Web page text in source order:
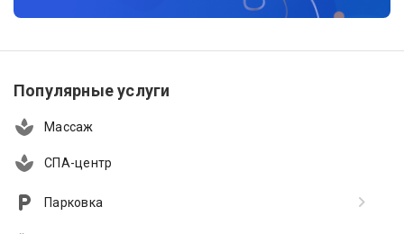
Популярные услуги
Массаж
СПА-центр
Парковка